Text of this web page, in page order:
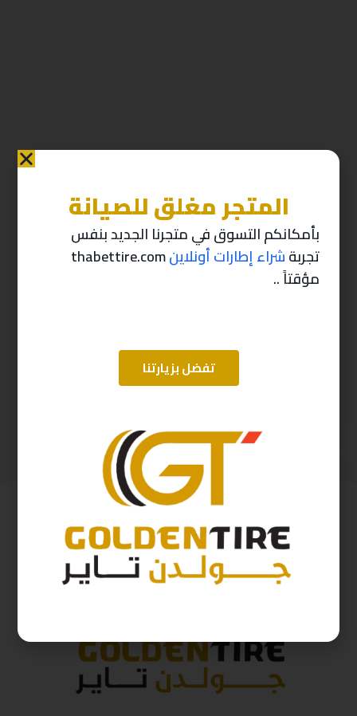
منتجات ذات صله
( شامل الضريبة )
-10%
431ر.س 388
المتجر مغلق للصيانة
بأمكانكم التسوق في متجرنا الجديد بنفس
تجربةشراء إطارات أونلاينthabettire.com
مؤقتاً ..
تفضل بزيارتنا